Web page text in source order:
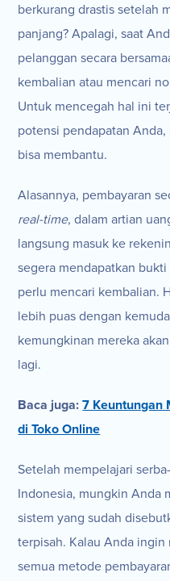
berkurang drastis setelah
panjang? Apalagi, saat
pelanggan secara
kembalian atau mencari
Untuk mencegah hal ini
potensi pendapatan
bisa membantu.
Alasannya, pembayaran
real-time, dalam artian
langsung masuk ke
segera mendapatkan
perlu mencari kembalian.
lebih puas dengan
kemungkinan mereka
lagi.
Baca juga:7 Keuntungan
di Toko Online
Setelah mempelajari
Indonesia, mungkin Anda
sistem yang sudah
terpisah. Kalau Anda
semua metode